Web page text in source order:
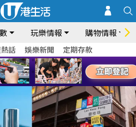
玩樂情報 購物情報
話 娛樂新聞 定期存款